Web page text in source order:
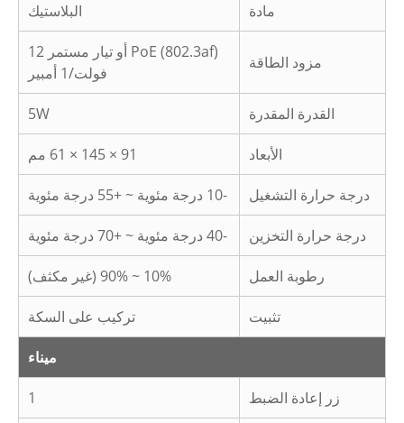
مادة البلاستيك
مزود الطاقة
PoE (802.3af) أو تيار مستمر 12
فولت/1 أمبير
القدرة المقدرة 5W
الأبعاد 91 × ​​145 × 61 مم
درجة حرارة التشغيل -10 درجة مئوية ~ +55 درجة مئوية
درجة حرارة التخزين -40 درجة مئوية ~ +70 درجة مئوية
رطوبة العمل 10% ~ 90% (غير مكثف)
تثبيت تركيب على السكة
ميناء
زر إعادة الضبط 1